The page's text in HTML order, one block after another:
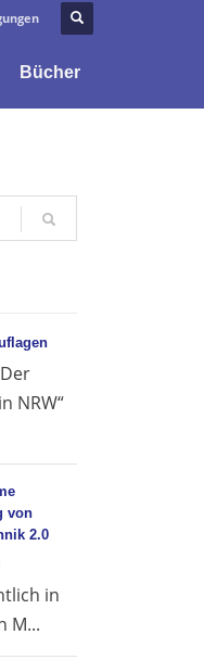
Bücher
NRW“
von
2.0
in
M...